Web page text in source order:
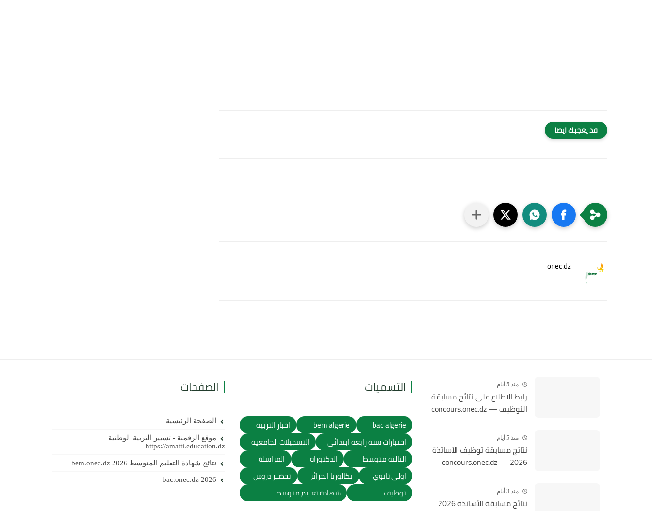
قد يعجبك ايضا
onec.dz
منذ 5 أيام
رابط الاطلاع على نتائج مسابقة
التوظيف — concours.onec.dz
منذ 5 أيام
نتائج مسابقة توظيف الأساتذة
2026 — concours.onec.dz
منذ 3 أيام
نتائج مسابقة الأساتذة 2026
التسميات
bac algerie
bem algerie
اخبار التربية
اختبارات سنة رابعة ابتدائي
التسجيلات الجامعية
الثالثة متوسط
الدكتوراه
المراسلة
اولى ثانوي
بكالوريا الجزائر
تحضير دروس
توظيف
شهادة تعليم متوسط
الصفحات
الصفحة الرئيسية
موقع الرقمنة - تسيير التربية الوطنية
https://amatti.education.dz
نتائج شهادة التعليم المتوسط 2026 bem.onec.dz
bac.onec.dz 2026